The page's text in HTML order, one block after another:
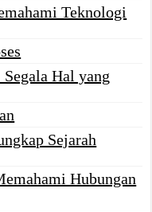
Teknologi
Hal yang
Sejarah
Hubungan